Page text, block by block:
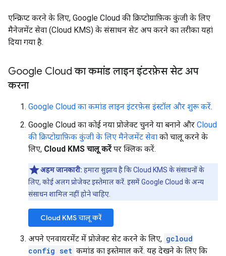
एन्क्रिप्ट करने के लिए, Google Cloud की क्रिप्टोग्राफ़िक कुंजी के लिए
मैनेजमेंट सेवा (Cloud KMS) के संसाधन सेट अप करने का तरीका यहां
दिया गया है.
Google Cloud का कमांड लाइन इंटरफ़ेस सेट अप
करना
Google Cloud का कमांड लाइन इंटरफ़ेस इंस्टॉल और शुरू करें.
Google Cloud का कोई नया प्रोजेक्ट चुनने या बनाने और Cloud
की क्रिप्टोग्राफ़िक कुंजी के लिए मैनेजमेंट सेवा को चालू करने के
लिए, Cloud KMS चालू करेंपर क्लिक करें.
अहम जानकारी: हमारा सुझाव है कि Cloud KMS के संसाधनों के
लिए, कोई अलग प्रोजेक्ट इस्तेमाल करें. इसमें Google Cloud के अन्य
संसाधन शामिल नहीं होने चाहिए.
Cloud KMS चालू करें
अपने एनवायरमेंट में प्रोजेक्ट सेट करने के लिए, gcloud
config set कमांड का इस्तेमाल करें. यह देखने के लिए कि